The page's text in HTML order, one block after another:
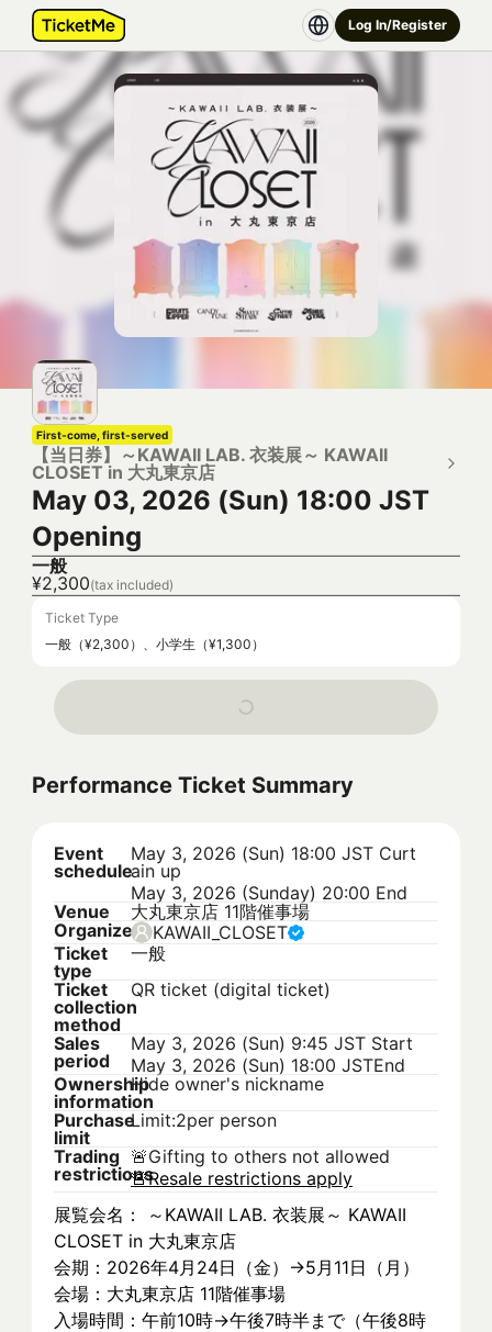
Log In/Register
First-come, first-served
【当日券】～KAWAII LAB. 衣装展～ KAWAII
CLOSET in 大丸東京店
May 03, 2026 (Sun) 18:00 JST
Opening
一般
¥2,300(tax included)
Ticket Type
一般（¥2,300）、小学生（¥1,300）
Performance Ticket Summary
Event
schedule
May 3, 2026 (Sun) 18:00 JST Curt
ain up
May 3, 2026 (Sunday) 20:00 End
Venue
大丸東京店 11階催事場
Organizer KAWAII_CLOSET
Ticket
type
一般
Ticket
collection
method
QR ticket (digital ticket)
Sales
period
May 3, 2026 (Sun) 9:45 JST Start
May 3, 2026 (Sun) 18:00 JSTEnd
Ownership
information
Hide owner's nickname
Purchase
limit
Limit:2per person
Trading
restrictions
🚨Gifting to others not allowed
🚨Resale restrictions apply
展覧会名： ～KAWAII LAB. 衣装展～ KAWAII
CLOSET in 大丸東京店
会期：2026年4月24日（金）→5月11日（月）
会場：大丸東京店 11階催事場
入場時間：午前10時→午後7時半まで（午後8時